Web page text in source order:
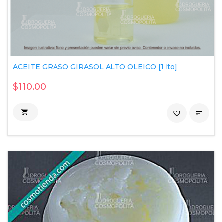
ACEITE GRASO GIRASOL ALTO OLEICO [1 lto]
$110.00
 
favorite_border